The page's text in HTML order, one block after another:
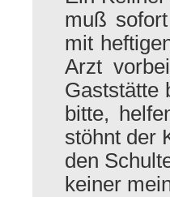
muß
mit
Arzt
Gast­stätte
bitte,
stöhnt der
den
keiner